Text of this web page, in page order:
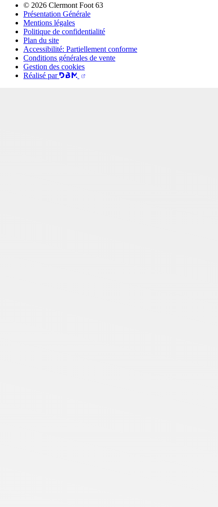
© 2026 Clermont Foot 63
Présentation Générale
Mentions légales
Politique de confidentialité
Plan du site
Accessibilité: Partiellement conforme
Conditions générales de vente
Gestion des cookies
Réalisé par